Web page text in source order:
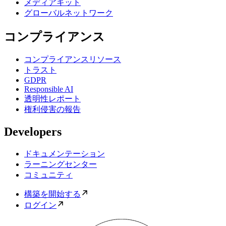
メディアキット
グローバルネットワーク
コンプライアンス
コンプライアンスリソース
トラスト
GDPR
Responsible AI
透明性レポート
権利侵害の報告
Developers
ドキュメンテーション
ラーニングセンター
コミュニティ
構築を開始する
ログイン